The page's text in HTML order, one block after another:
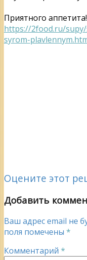
Приятного
https://2food.ru/
syrom-
Оцените этот
Добавить
Ваш адрес email не
поля помечены *
Комментарий *